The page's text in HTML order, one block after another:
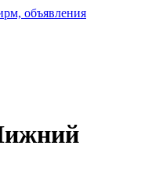
объявления